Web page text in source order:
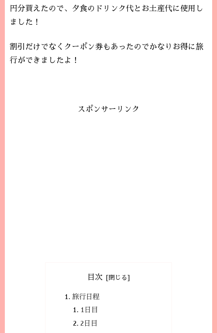
円分貰えたので、夕食のドリンク代とお土産代に使用し
ました！
割引だけでなくクーポン券もあったのでかなりお得に旅
行ができましたよ！
スポンサーリンク
目次
旅行日程
1日目
2日目